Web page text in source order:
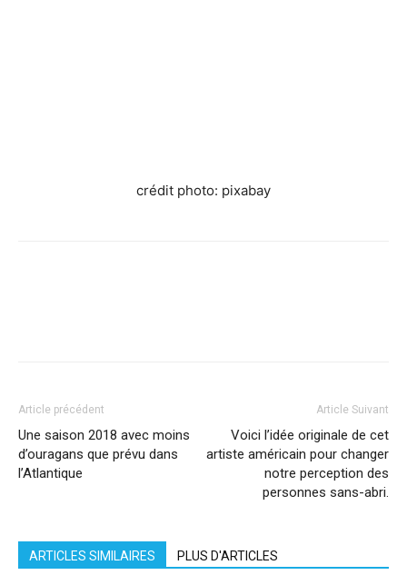
crédit photo: pixabay
Article précédent
Une saison 2018 avec moins
d’ouragans que prévu dans
l’Atlantique
Article Suivant
Voici l’idée originale de cet
artiste américain pour changer
notre perception des
personnes sans-abri.
ARTICLES SIMILAIRES PLUS D'ARTICLES